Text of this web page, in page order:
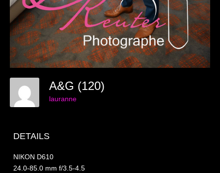
Galeries Privées
séance du 25.04.26
Mariage du 18.04.2026
Mariage du 27.06
Cartes de remerciement
Photomontages
A&G (120)
lauranne
DETAILS
NIKON D610
24.0-85.0 mm f/3.5-4.5